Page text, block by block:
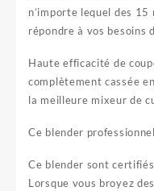
n’importe lequel des
répondre à vos besoins
Haute efficacité de
complètement cassée
la meilleure mixeur de
Ce blender
Ce blender sont
Lorsque vous broyez